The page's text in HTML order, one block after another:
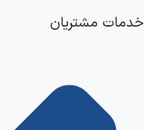
خدمات مشتریان